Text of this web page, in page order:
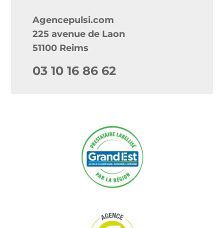
Agencepulsi.com
225 avenue de Laon
51100 Reims
03 10 16 86 62